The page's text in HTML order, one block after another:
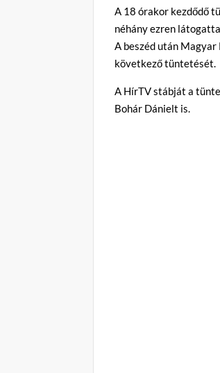
A 18 órakor kezdődő
néhány ezren
A beszéd után
következő tüntetését.
A HírTV stábját a
Bohár Dánielt is.